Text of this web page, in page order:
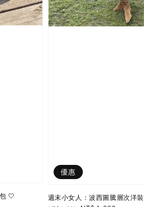
🤍
優惠
週末小女人：波西圖騰層次洋裝